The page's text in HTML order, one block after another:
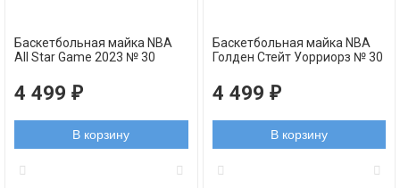
Баскетбольная майка NBA
All Star Game 2023 № 30
swingman
4 499 ₽
В корзину
Баскетбольная майка NBA
Голден Стейт Уорриорз № 30
swingman 2023
4 499 ₽
В корзину